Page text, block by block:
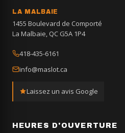
LA MALBAIE
1455 Boulevard de Comporté
La Malbaie, QC G5A 1P4
418-435-6161
info@maslot.ca
Laissez un avis Google
HEURES D'OUVERTURE